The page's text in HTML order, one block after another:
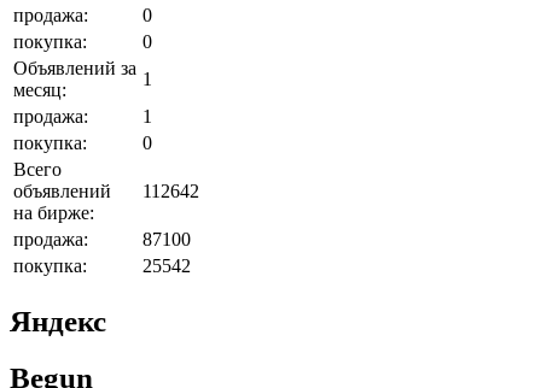
продажа:
0
покупка:
0
Объявлений за
месяц:
1
продажа:
1
покупка:
0
Всего
объявлений
на бирже:
112642
продажа:
87100
покупка:
25542
Яндекс
Begun